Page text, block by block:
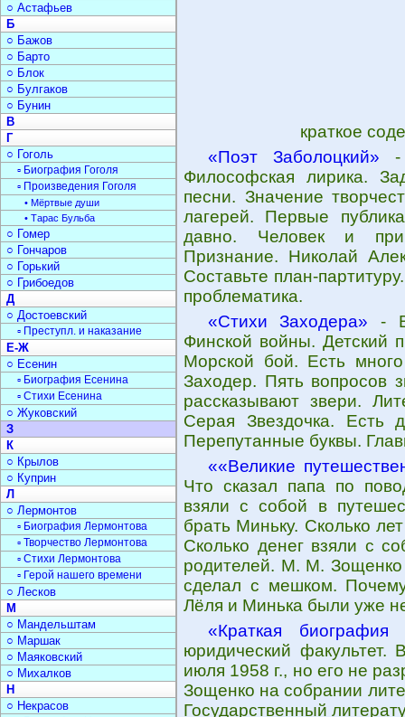
краткое
«Поэт Заболоцкий» -
Философская лирика.
песни. Значение
лагерей. Первые
давно. Человек и
Признание. Николай
Составьте план-
проблематика.
«Стихи Заходера» -
Финской войны. Детский
Морской бой. Есть
Заходер. Пять вопросов
рассказывают звери.
Серая Звездочка. Есть
Перепутанные буквы.
««Великие
Что сказал папа по
взяли с собой в
брать Миньку. Сколько
Сколько денег взяли с
родителей. М. М. Зощенко
сделал с мешком.
Лёля и Минька были уже
«Краткая биография
юридический
июля 1958 г., но его не
Зощенко на собрании
Государственный
○ Астафьев
Б
○ Бажов
○ Барто
○ Блок
○ Булгаков
○ Бунин
В
Г
○ Гоголь
▫ Биография Гоголя
▫ Произведения Гоголя
• Мёртвые души
• Тарас Бульба
○ Гомер
○ Гончаров
○ Горький
○ Грибоедов
Д
○ Достоевский
▫ Преступл. и наказание
Е-Ж
○ Есенин
▫ Биография Есенина
▫ Стихи Есенина
○ Жуковский
З
К
○ Крылов
○ Куприн
Л
○ Лермонтов
▫ Биография Лермонтова
▫ Творчество Лермонтова
▫ Стихи Лермонтова
▫ Герой нашего времени
○ Лесков
М
○ Мандельштам
○ Маршак
○ Маяковский
○ Михалков
Н
○ Некрасов